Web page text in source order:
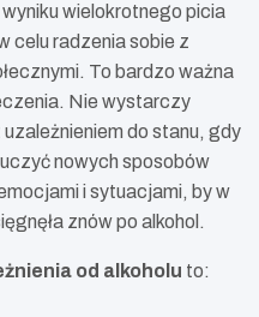
wielokrotnego picia
celu radzenia sobie z
To bardzo ważna
Nie wystarczy
do stanu, gdy
nowych sposobów
i sytuacjami, by w
znów po alkohol.
od alkoholu to: